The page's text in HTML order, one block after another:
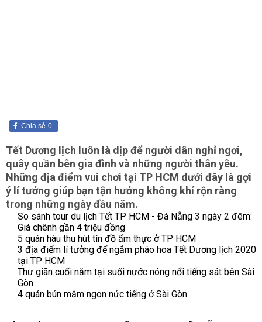
0
Chia sẻ
Tết Dương lịch luôn là dịp để người dân nghỉ ngơi,
quây quần bên gia đình và những người thân yêu.
Những địa điểm vui chơi tại TP HCM dưới đây là gợi
ý lí tưởng giúp bạn tận hưởng không khí rộn ràng
trong những ngày đầu năm.
So sánh tour du lịch Tết TP HCM - Đà Nẵng 3 ngày 2 đêm:
Giá chênh gần 4 triệu đồng
5 quán hàu thu hút tín đồ ẩm thực ở TP HCM
3 địa điểm lí tưởng để ngắm pháo hoa Tết Dương lịch 2020
tại TP HCM
Thư giãn cuối năm tại suối nước nóng nổi tiếng sát bên Sài
Gòn
4 quán bún mắm ngon nức tiếng ở Sài Gòn